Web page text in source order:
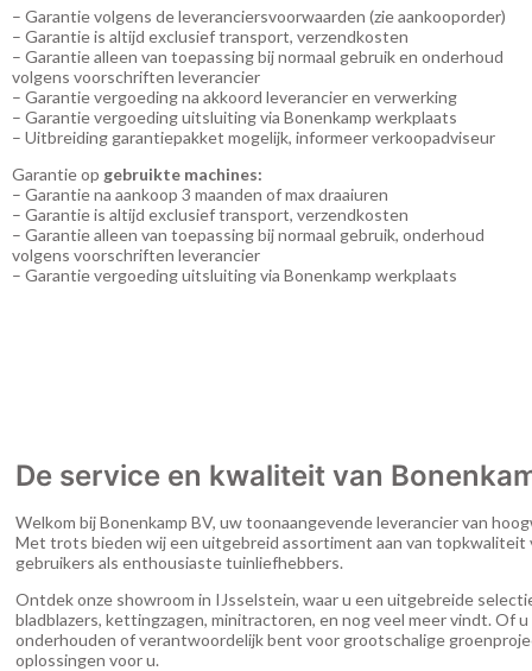
– Garantie volgens de leveranciersvoorwaarden (zie aankooporder)
– Garantie is altijd exclusief transport, verzendkosten
– Garantie alleen van toepassing bij normaal gebruik en onderhoud
volgens voorschriften leverancier
– Garantie vergoeding na akkoord leverancier en verwerking
– Garantie vergoeding uitsluiting via Bonenkamp werkplaats
– Uitbreiding garantiepakket mogelijk, informeer verkoopadviseur
Garantie op gebruikte machines:
– Garantie na aankoop 3 maanden of max draaiuren
– Garantie is altijd exclusief transport, verzendkosten
– Garantie alleen van toepassing bij normaal gebruik, onderhoud
volgens voorschriften leverancier
– Garantie vergoeding uitsluiting via Bonenkamp werkplaats
De service en kwaliteit van
Welkom bij Bonenkamp BV, uw toonaangevende leverancier van
Met trots bieden wij een uitgebreid assortiment aan van topkwaliteit
gebruikers als enthousiaste tuinliefhebbers.
Ontdek onze showroom in IJsselstein, waar u een uitgebreide
bladblazers, kettingzagen, minitractoren, en nog veel meer vindt. Of
onderhouden of verantwoordelijk bent voor grootschalige
oplossingen voor u.